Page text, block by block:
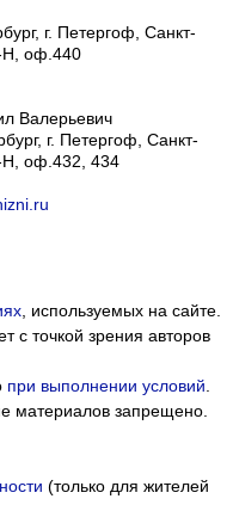
г. Петергоф, Санкт-
Н, оф.440
Валерьевич
г. Петергоф, Санкт-
Н, оф.432, 434
, используемых на сайте.
с точкой зрения авторов
при выполнении условий.
материалов запрещено.
(только для жителей